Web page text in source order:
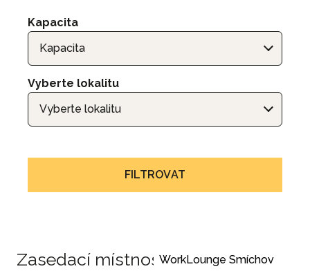
Kapacita
Kapacita
Vyberte lokalitu
Vyberte lokalitu
FILTROVAT
Zasedací místnost Smíchov č. 2
WorkLounge Smíchov